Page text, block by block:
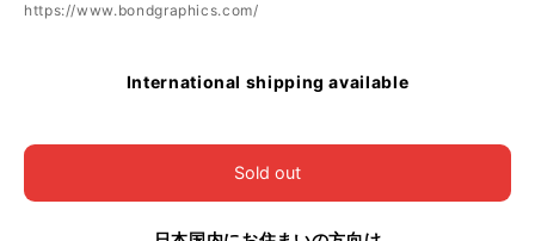
https://www.bondgraphics.com/
International shipping available
Sold out